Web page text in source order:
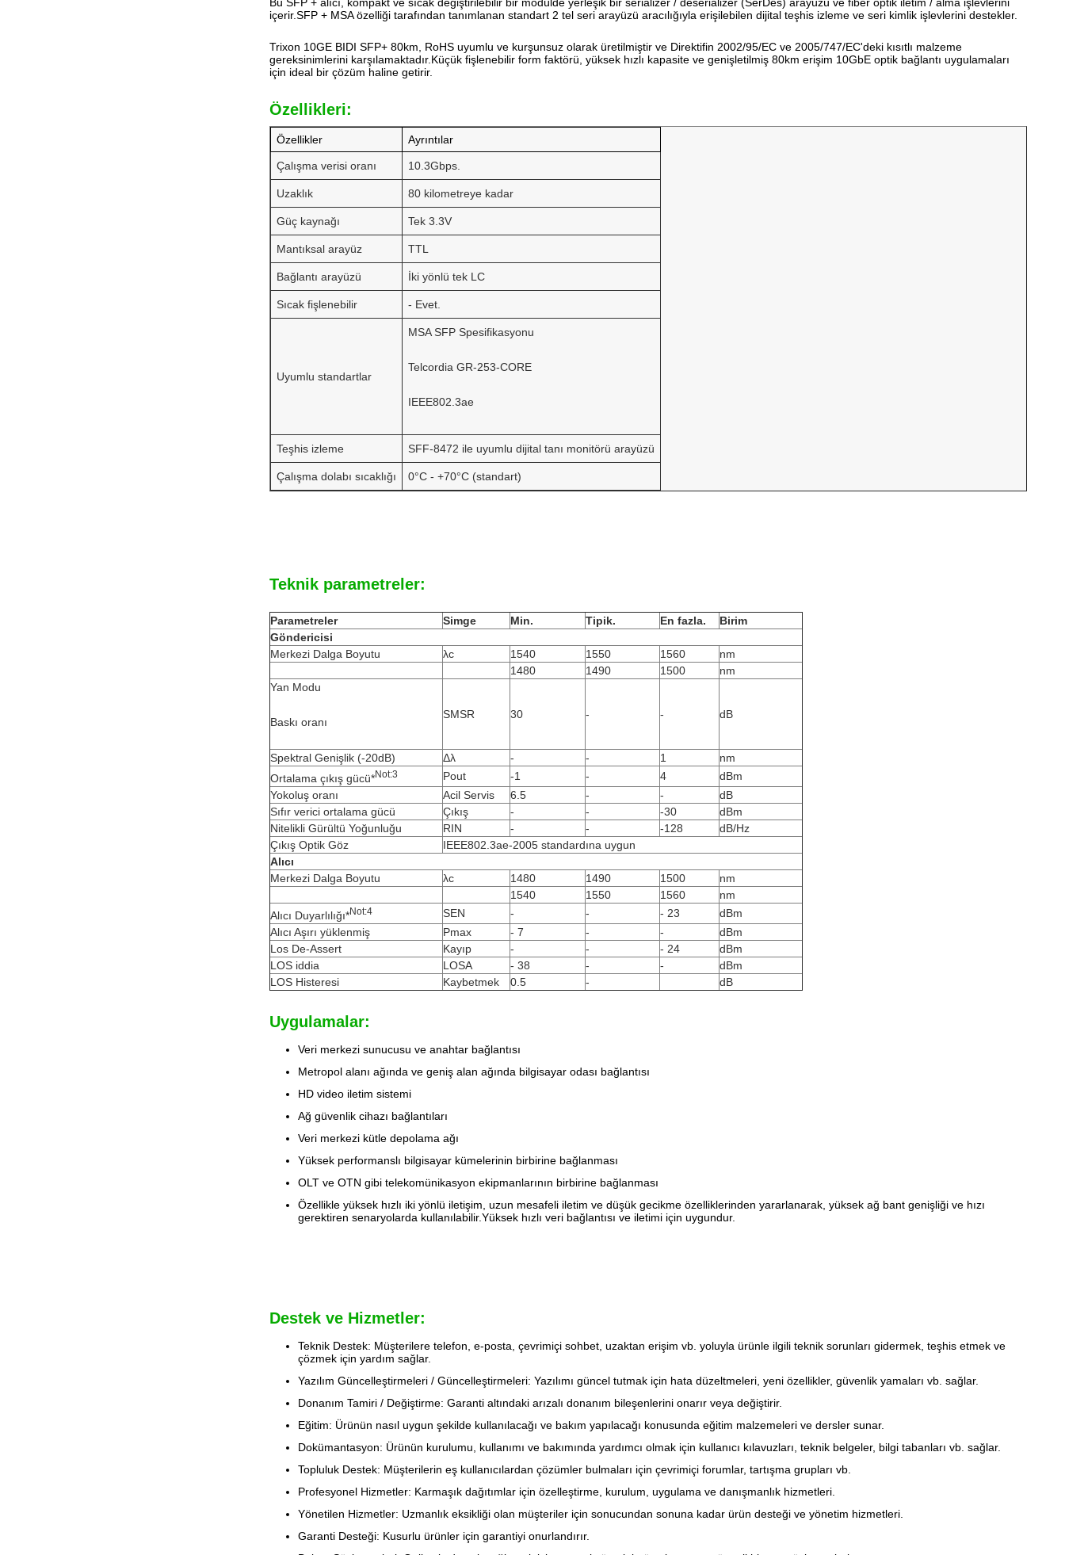
içerir.SFP + MSA özelliği tarafından tanımlanan standart 2 tel seri arayüzü aracılığıyla erişilebilen dijital teşhis izleme ve seri kimlik işlevlerini destekler.
Trixon 10GE BIDI SFP+ 80km, RoHS uyumlu ve kurşunsuz olarak üretilmiştir ve Direktifin 2002/95/EC ve 2005/747/EC'deki kısıtlı malzeme
gereksinimlerini karşılamaktadır.Küçük fişlenebilir form faktörü, yüksek hızlı kapasite ve genişletilmiş 80km erişim 10GbE optik bağlantı uygulamaları
için ideal bir çözüm haline getirir.
Özellikleri:
Özellikler Ayrıntılar
Çalışma verisi oranı 10.3Gbps.
Uzaklık 80 kilometreye kadar
Güç kaynağı Tek 3.3V
Mantıksal arayüz TTL
Bağlantı arayüzü İki yönlü tek LC
Sıcak fişlenebilir - Evet.
Uyumlu standartlar
MSA SFP Spesifikasyonu
Telcordia GR-253-CORE
IEEE802.3ae
Teşhis izleme SFF-8472 ile uyumlu dijital tanı monitörü arayüzü
Çalışma dolabı sıcaklığı 0°C - +70°C (standart)
Teknik parametreler:
Parametreler Simge Min. Tipik. En fazla.
Birim
Göndericisi
Merkezi Dalga Boyutu
λc 1540 1550 1560
nm
1480
1490 1500
nm
Yan Modu
Baskı oranı
SMSR 30 - - dB
Spektral Genişlik (-20dB) Δλ - - 1
nm
Ortalama çıkış gücü*Not:3 Pout -1 - 4
dBm
Yokoluş oranı
Acil Servis 6.5 - -
dB
Sıfır verici ortalama gücü
Çıkış - - -30
dBm
Nitelikli Gürültü Yoğunluğu
RIN - - -128
dB/Hz
Çıkış Optik Göz
IEEE802.3ae-2005 standardına uygun
Alıcı
Merkezi Dalga Boyutu
λc 1480 1490 1500
nm
1540
1550 1560
nm
Alıcı Duyarlılığı*Not:4 SEN - - - 23
dBm
Alıcı Aşırı yüklenmiş
Pmax - 7 - -
dBm
Los De-Assert
Kayıp - - - 24
dBm
LOS iddia
LOSA - 38 - -
dBm
LOS Histeresi
Kaybetmek 0.5 - dB
Uygulamalar:
Veri merkezi sunucusu ve anahtar bağlantısı
Metropol alanı ağında ve geniş alan ağında bilgisayar odası bağlantısı
HD video iletim sistemi
Ağ güvenlik cihazı bağlantıları
Veri merkezi kütle depolama ağı
Yüksek performanslı bilgisayar kümelerinin birbirine bağlanması
OLT ve OTN gibi telekomünikasyon ekipmanlarının birbirine bağlanması
Özellikle yüksek hızlı iki yönlü iletişim, uzun mesafeli iletim ve düşük gecikme özelliklerinden yararlanarak, yüksek ağ bant genişliği ve hızı
gerektiren senaryolarda kullanılabilir.Yüksek hızlı veri bağlantısı ve iletimi için uygundur.
Destek ve Hizmetler:
Teknik Destek: Müşterilere telefon, e-posta, çevrimiçi sohbet, uzaktan erişim vb. yoluyla ürünle ilgili teknik sorunları gidermek, teşhis etmek ve
çözmek için yardım sağlar.
Yazılım Güncelleştirmeleri / Güncelleştirmeleri: Yazılımı güncel tutmak için hata düzeltmeleri, yeni özellikler, güvenlik yamaları vb. sağlar.
Donanım Tamiri / Değiştirme: Garanti altındaki arızalı donanım bileşenlerini onarır veya değiştirir.
Eğitim: Ürünün nasıl uygun şekilde kullanılacağı ve bakım yapılacağı konusunda eğitim malzemeleri ve dersler sunar.
Dokümantasyon: Ürünün kurulumu, kullanımı ve bakımında yardımcı olmak için kullanıcı kılavuzları, teknik belgeler, bilgi tabanları vb. sağlar.
Topluluk Destek: Müşterilerin eş kullanıcılardan çözümler bulmaları için çevrimiçi forumlar, tartışma grupları vb.
Profesyonel Hizmetler: Karmaşık dağıtımlar için özelleştirme, kurulum, uygulama ve danışmanlık hizmetleri.
Yönetilen Hizmetler: Uzmanlık eksikliği olan müşteriler için sonucundan sonuna kadar ürün desteği ve yönetim hizmetleri.
Garanti Desteği: Kusurlu ürünler için garantiyi onurlandırır.